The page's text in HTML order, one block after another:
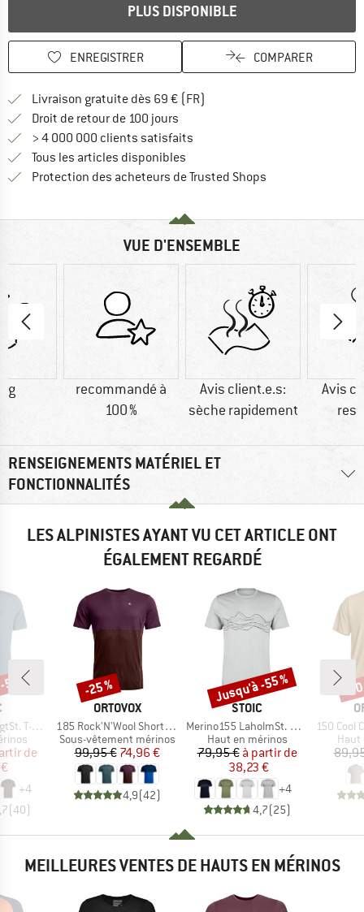
PLUS DISPONIBLE
ENREGISTRER COMPARER
Livraison gratuite dès 69 € (FR)
Droit de retour de 100 jours
> 4 000 000 clients satisfaits
Tous les articles disponibles
Protection des acheteurs de Trusted Shops
VUE D'ENSEMBLE
g
recommandé à
100 %
Avis client.e.s:
sèche rapidement
Avis
RENSEIGNEMENTS MATÉRIEL ET
FONCTIONNALITÉS
LES ALPINISTES AYANT VU CET ARTICLE ONT
ÉGALEMENT REGARDÉ
T-Shirt
réduit
de
+4
(40)
%
MARQUE
ORTOVOX
Article
185 Rock'N'Wool Short Sleeve
Product group
Sous-vêtement mérinos
Prix
99,95 €Prix réduit
74,96 €
4,9(42)
Remise
-25 %
MARQUE
STOIC
Article
Merino155 LaholmSt. Print T-Shirt Lines
Product group
Haut en mérinos
Prix
79,95 € Prix réduit
à partir de
38,23 €
+4
4,7(25)
Remise
Jusqu'à -55 %
Article
150 Cool
Haut
-
MEILLEURES VENTES DE HAUTS EN MÉRINOS